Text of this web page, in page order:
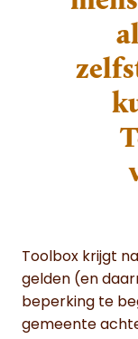
Toolbox krijgt
gelden (en
beperking te
gemeente